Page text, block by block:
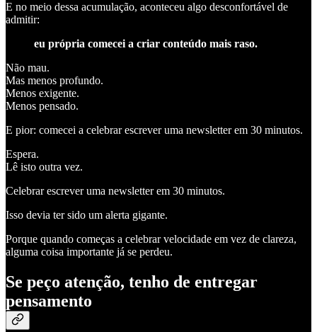
E no meio dessa acumulação, aconteceu algo desconfortável de
admitir:
eu própria comecei a criar conteúdo mais raso.
Não mau.
Mas menos profundo.
Menos exigente.
Menos pensado.
E pior: comecei a celebrar escrever uma newsletter em 30 minutos.
Espera.
Lê isto outra vez.
Celebrar escrever uma newsletter em 30 minutos.
Isso devia ter sido um alerta gigante.
Porque quando começas a celebrar velocidade em vez de clareza,
alguma coisa importante já se perdeu.
Se peço atenção, tenho de entregar
pensamento